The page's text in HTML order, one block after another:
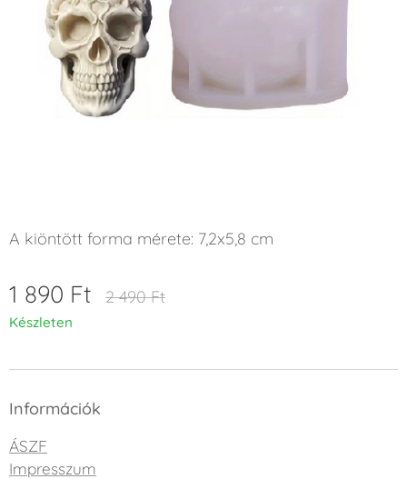
A kiöntött forma mérete: 7,2x5,8 cm
1 890 Ft 2 490Ft
Készleten
Információk
ÁSZF
Impresszum